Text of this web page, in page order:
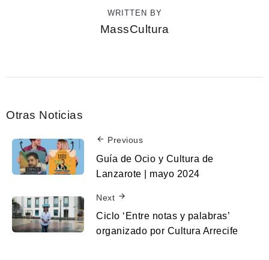
WRITTEN BY
MassCultura
Otras Noticias
Previous
Guía de Ocio y Cultura de
Lanzarote | mayo 2024
Next
Ciclo ‘Entre notas y palabras’
organizado por Cultura Arrecife